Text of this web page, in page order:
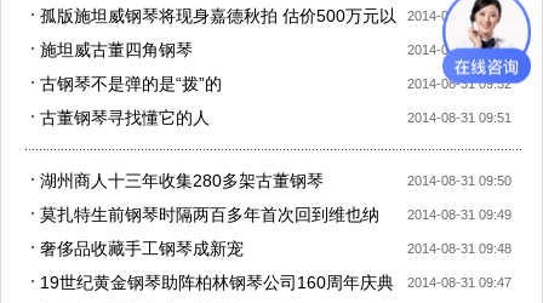
2014-08-31 09:55
孤版施坦威钢琴将现身嘉德秋拍 估价500万元以
上
2014-08-31 09:53
施坦威古董四角钢琴
2014-08-31 09:52
古钢琴不是弹的是“拨”的
2014-08-31 09:51
古董钢琴寻找懂它的人
2014-08-31 09:50
湖州商人十三年收集280多架古董钢琴
2014-08-31 09:49
莫扎特生前钢琴时隔两百多年首次回到维也纳
2014-08-31 09:48
奢侈品收藏手工钢琴成新宠
2014-08-31 09:47
19世纪黄金钢琴助阵柏林钢琴公司160周年庆典